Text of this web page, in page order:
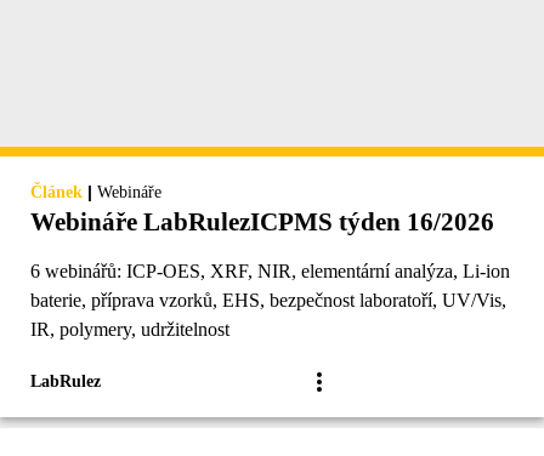
Článek | Webináře
Webináře LabRulezICPMS týden 16/2026
6 webinářů: ICP-OES, XRF, NIR, elementární analýza, Li-ion
baterie, příprava vzorků, EHS, bezpečnost laboratoří, UV/Vis,
IR, polymery, udržitelnost
LabRulez